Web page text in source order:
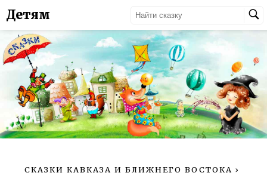
Детям
СКАЗКИ КАВКАЗА И БЛИЖНЕГО ВОСТОКА ›